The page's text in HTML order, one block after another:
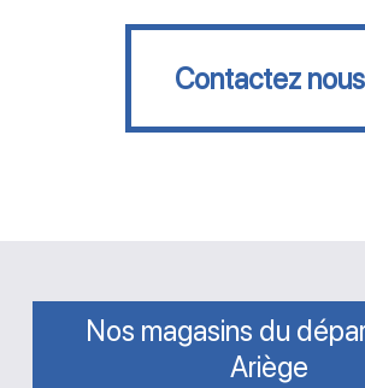
Contactez nous
Contactez nous
Nos magasins du
Ariège